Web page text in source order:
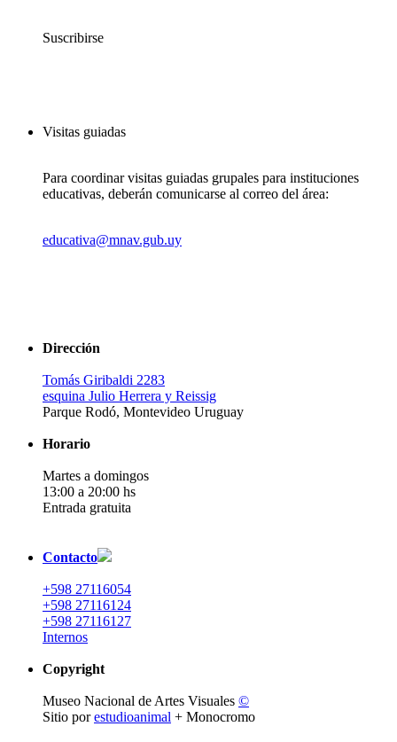
Suscribirse
Visitas guiadas
Para coordinar visitas guiadas grupales para instituciones
educativas, deberán comunicarse al correo del área:
educativa@mnav.gub.uy
Dirección
Tomás Giribaldi 2283
esquina Julio Herrera y Reissig
Parque Rodó, Montevideo Uruguay
Horario
Martes a domingos
13:00 a 20:00 hs
Entrada gratuita
Contacto
+598 27116054
+598 27116124
+598 27116127
Internos
Copyright
Museo Nacional de Artes Visuales ©
Sitio porestudioanimal + Monocromo